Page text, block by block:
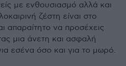
με ενθουσιασμό αλλά και
ζέστη είναι στο
απαραίτητο να προσέχεις
μια άνετη και ασφαλή
εσένα όσο και για το μωρό.